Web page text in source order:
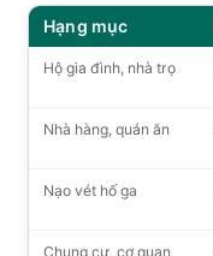
Hạng mục
Hộ gia đình, nhà trọ
Nhà hàng, quán ăn
Nạo vét hố ga
Chung cư, cơ quan,